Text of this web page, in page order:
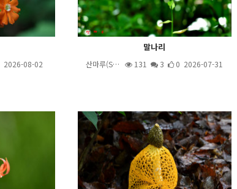
08-02
말나리
산마루(S… 131 3 0 2026-07-31